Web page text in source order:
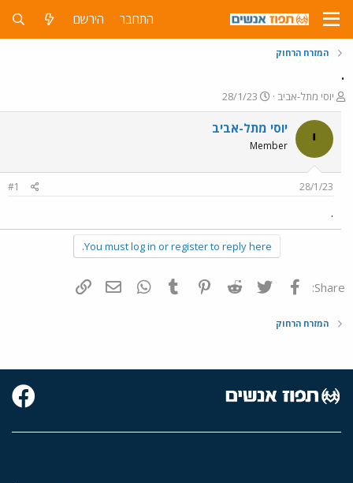
התחבר הירשם
המזרח הרחוק
.
פ
ו
ת
ח
ה
ש
יוסי מתל-אביב
פ
ו
ר
ם
ך
28/1/23
י יוסי מתל-אביב
Member
28/1/23
#1
.
You must log in or register to reply here.
Share: פייסבוק Twitter
Reddit
Pinterest
Tumblr
WhatsAppדואר אלקטרוני
המזרח הרחוק